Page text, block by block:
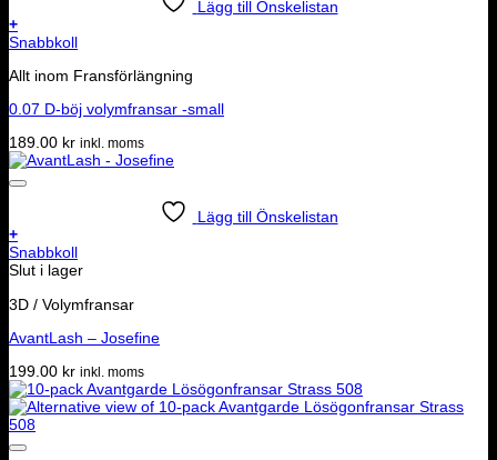
Lägg till Önskelistan
+
Snabbkoll
Allt inom Fransförlängning
0.07 D-böj volymfransar -small
189.00 kr inkl. moms
Lägg till Önskelistan
+
Snabbkoll
Slut i lager
3D / Volymfransar
AvantLash – Josefine
199.00 kr inkl. moms